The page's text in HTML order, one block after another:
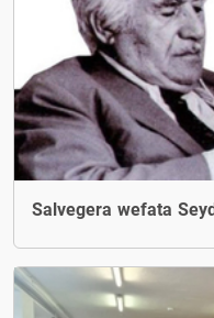
Salvegera wefata